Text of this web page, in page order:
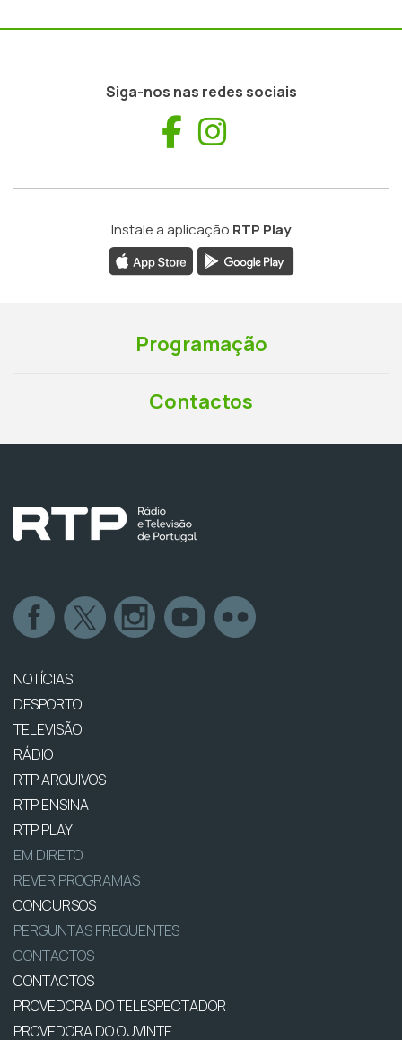
Siga-nos nas redes sociais
Facebook
Instale a aplicação RTP Play
Programação
Contactos
NOTÍCIAS
DESPORTO
TELEVISÃO
RÁDIO
RTP ARQUIVOS
RTP ENSINA
RTP PLAY
EM DIRETO
REVER PROGRAMAS
CONCURSOS
PERGUNTAS FREQUENTES
CONTACTOS
CONTACTOS
PROVEDORA DO TELESPECTADOR
PROVEDORA DO OUVINTE